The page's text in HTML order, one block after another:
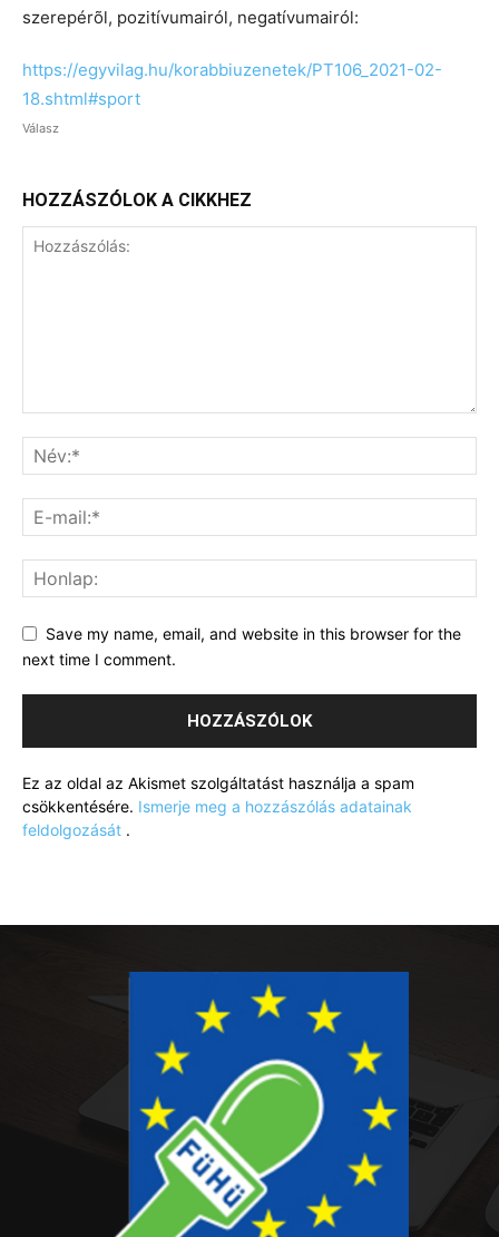
szerepérõl, pozitívumairól, negatívumairól:
https://egyvilag.hu/korabbiuzenetek/PT106_2021-02-
18.shtml#sport
Válasz
HOZZÁSZÓLOK A CIKKHEZ
Save my name, email, and website in this browser for the
next time I comment.
Ez az oldal az Akismet szolgáltatást használja a spam
csökkentésére. Ismerje meg a hozzászólás adatainak
feldolgozását .